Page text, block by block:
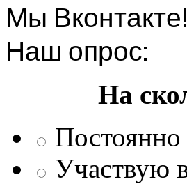
Мы Вконтакте!
Наш опрос:
На
Участвую